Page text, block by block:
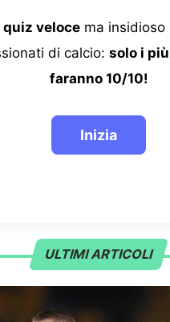
quiz velocema insidioso
di calcio: solo i
faranno 10/10!
ULTIMI ARTICOLI